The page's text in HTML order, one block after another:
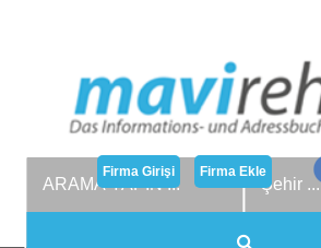
Firma Girişi Firma Ekle